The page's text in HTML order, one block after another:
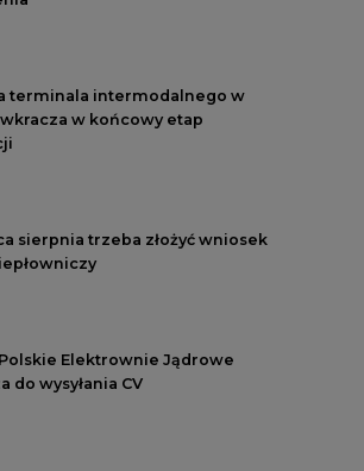
terminala intermodalnego w
w końcowy etap
sierpnia trzeba złożyć wniosek
Polskie Elektrownie Jądrowe
do wysyłania CV